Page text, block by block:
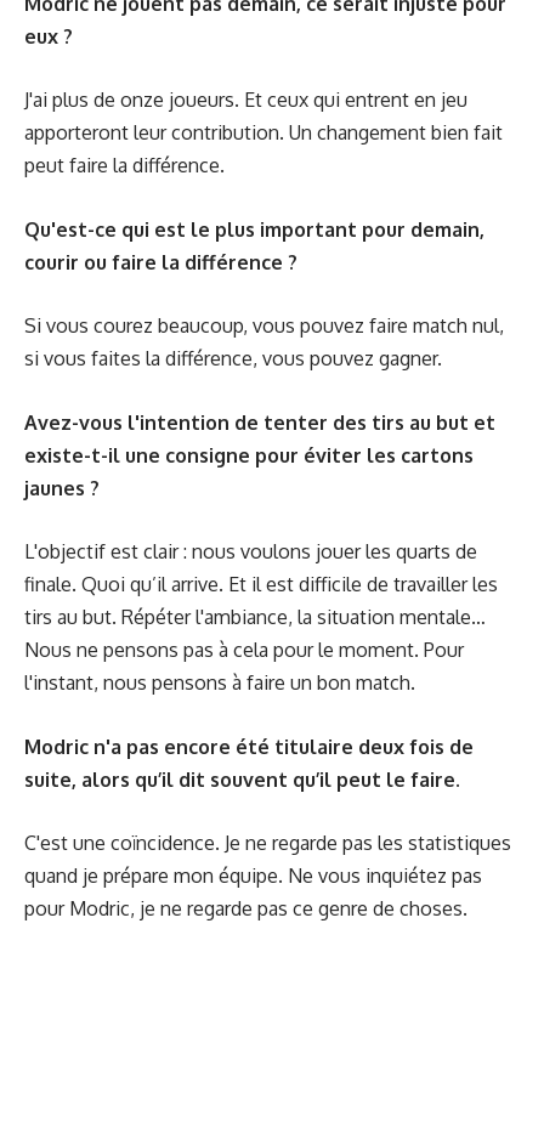
eux ?
J'ai plus de onze joueurs. Et ceux qui entrent en jeu
apporteront leur contribution. Un changement bien fait
peut faire la différence.
Qu'est-ce qui est le plus important pour demain,
courir ou faire la différence ?
Si vous courez beaucoup, vous pouvez faire match nul,
si vous faites la différence, vous pouvez gagner.
Avez-vous l'intention de tenter des tirs au but et
existe-t-il une consigne pour éviter les cartons
jaunes ?
L'objectif est clair : nous voulons jouer les quarts de
finale. Quoi qu’il arrive. Et il est difficile de travailler les
tirs au but. Répéter l'ambiance, la situation mentale…
Nous ne pensons pas à cela pour le moment. Pour
l'instant, nous pensons à faire un bon match.
Modric n'a pas encore été titulaire deux fois de
suite, alors qu’il dit souvent qu’il peut le faire.
C'est une coïncidence. Je ne regarde pas les statistiques
quand je prépare mon équipe. Ne vous inquiétez pas
pour Modric, je ne regarde pas ce genre de choses.